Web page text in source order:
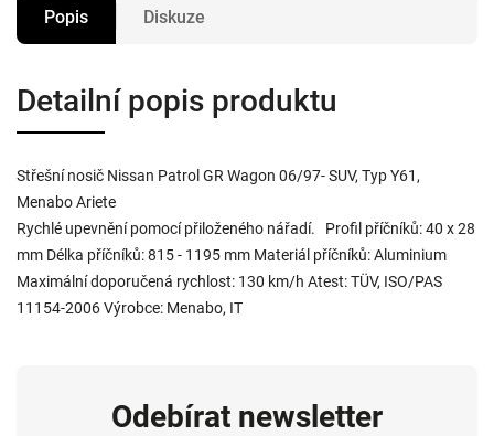
Popis Diskuze
Detailní popis produktu
Střešní nosič Nissan Patrol GR Wagon 06/97- SUV, Typ Y61,
Menabo Ariete
Rychlé upevnění pomocí přiloženého nářadí. Profil příčníků: 40 x 28
mm Délka příčníků: 815 - 1195 mm Materiál příčníků: Aluminium
Maximální doporučená rychlost: 130 km/h Atest: TÜV, ISO/PAS
11154-2006 Výrobce: Menabo, IT
Odebírat newsletter